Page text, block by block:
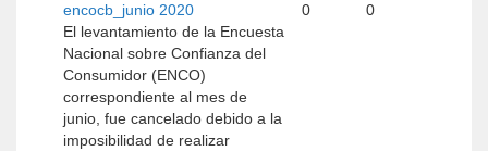
encocb_junio 2020
El levantamiento de la Encuesta
Nacional sobre Confianza del
Consumidor (ENCO)
correspondiente al mes de
junio, fue cancelado debido a la
imposibilidad de realizar
0 0